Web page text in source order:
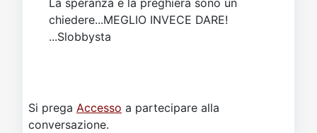
La speranza e la preghiera sono un
chiedere...MEGLIO INVECE DARE!
...Slobbysta
Si prega Accesso a partecipare alla
conversazione.